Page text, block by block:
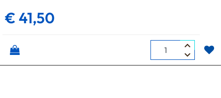
€ 41,50
Quantità